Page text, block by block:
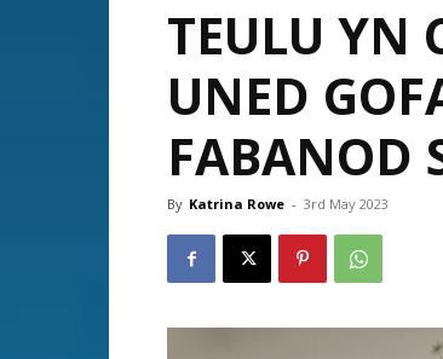
TEULU YN
UNED
FABANOD
By Katrina Rowe - 3rd May 2023